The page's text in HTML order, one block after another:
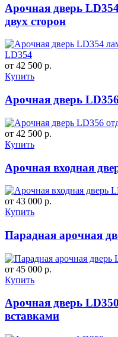
Арочная дверь
двух сторон
LD354
от 42 500 р.
Купить
Арочная дверь
от 42 500 р.
Купить
Арочная входная
от 43 000 р.
Купить
Парадная арочная
от 45 000 р.
Купить
Арочная дверь
вставками